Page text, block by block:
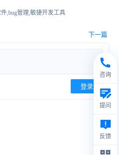
,bug管理,敏捷开发工具
下一篇
登录
咨询
提问
反馈